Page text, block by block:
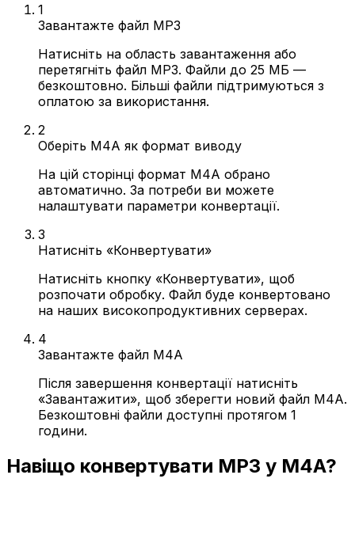
1
Завантажте файл MP3
Натисніть на область завантаження або
перетягніть файл MP3. Файли до 25 МБ —
безкоштовно. Більші файли підтримуються з
оплатою за використання.
2
Оберіть M4A як формат виводу
На цій сторінці формат M4A обрано
автоматично. За потреби ви можете
налаштувати параметри конвертації.
3
Натисніть «Конвертувати»
Натисніть кнопку «Конвертувати», щоб
розпочати обробку. Файл буде конвертовано
на наших високопродуктивних серверах.
4
Завантажте файл M4A
Після завершення конвертації натисніть
«Завантажити», щоб зберегти новий файл M4A.
Безкоштовні файли доступні протягом 1
години.
Навіщо конвертувати MP3 у M4A?